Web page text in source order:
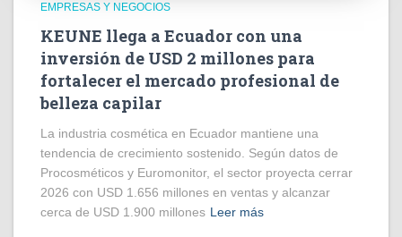
EMPRESAS Y NEGOCIOS
KEUNE llega a Ecuador con una
inversión de USD 2 millones para
fortalecer el mercado profesional de
belleza capilar
La industria cosmética en Ecuador mantiene una
tendencia de crecimiento sostenido. Según datos de
Procosméticos y Euromonitor, el sector proyecta cerrar
2026 con USD 1.656 millones en ventas y alcanzar
cerca de USD 1.900 millones Leer más